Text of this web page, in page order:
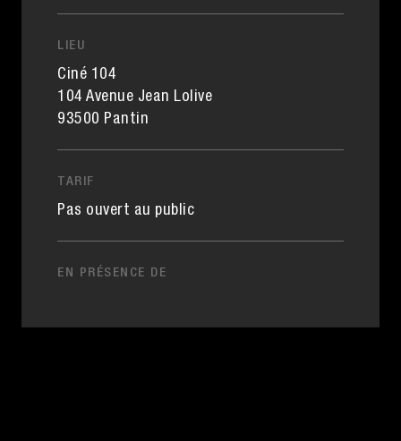
LIEU
Ciné 104
104 Avenue Jean Lolive
93500 Pantin
TARIF
Pas ouvert au public
EN PRÉSENCE DE